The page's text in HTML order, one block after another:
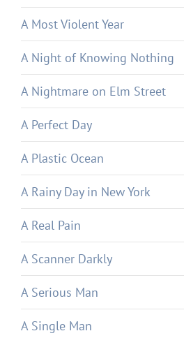
A Most Violent Year
A Night of Knowing Nothing
A Nightmare on Elm Street
A Perfect Day
A Plastic Ocean
A Rainy Day in New York
A Real Pain
A Scanner Darkly
A Serious Man
A Single Man